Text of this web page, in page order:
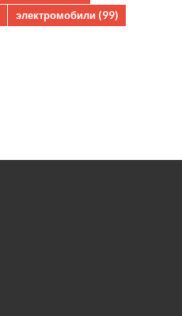
электромобили (99)